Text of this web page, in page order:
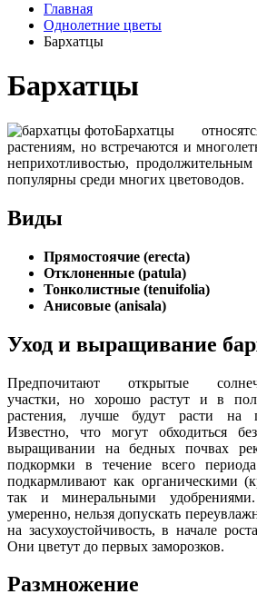
Главная
Однолетние цветы
Бархатцы
Бархатцы
Бархатцы
растениям, но встречаются и
неприхотливостью,
популярны среди многих цветоводов.
Виды
Прямостоячие (erecta)
Отклоненные (patula)
Тонколистные (tenuifolia)
Анисовые (anisala)
Уход и выращивание
Предпочитают открытые
участки, но хорошо растут и в
растения, лучше будут расти на
Известно, что могут обходиться
выращивании на бедных почвах
подкормки в течение всего
подкармливают как органическими
так и минеральными
умеренно, нельзя допускать
на засухоустойчивость, в начале
Они цветут до первых заморозков.
Размножение